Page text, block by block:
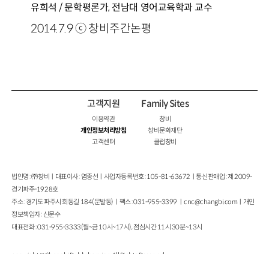
유희석 / 문학평론가, 전남대 영어교육학과 교수
2014.7.9 ⓒ 창비주간논평
고객지원
이용약관
개인정보처리방침
고객센터
Family Sites
창비
창비문화재단
클럽창비
법인명 : ㈜창비ㅣ대표이사 : 염종선ㅣ사업자등록번호 : 105-81-63672ㅣ통신판매업 : 제 2009-
경기파주-1928호
주소 : 경기도 파주시 회동길 184(문발동)ㅣ팩스 : 031-955-3399 ㅣcnc@changbi.com ㅣ개인
정보책임자 : 신문수
대표전화 : 031-955-3333(월~금 10시~17시), 점심시간 11시 30분~13시